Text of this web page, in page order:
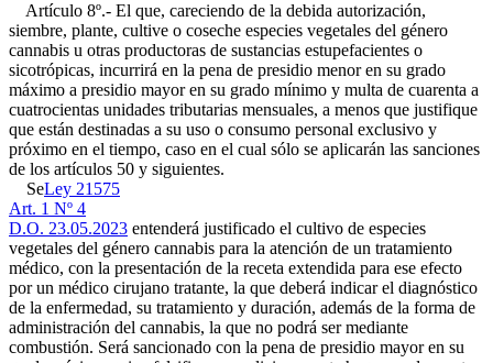
Artículo 8º.- El que, careciendo de la debida autorización,
siembre, plante, cultive o coseche especies vegetales del género
cannabis u otras productoras de sustancias estupefacientes o
sicotrópicas, incurrirá en la pena de presidio menor en su grado
máximo a presidio mayor en su grado mínimo y multa de cuarenta a
cuatrocientas unidades tributarias mensuales, a menos que justifique
que están destinadas a su uso o consumo personal exclusivo y
próximo en el tiempo, caso en el cual sólo se aplicarán las sanciones
de los artículos 50 y siguientes.
SeLey 21575
Art. 1 Nº 4
D.O. 23.05.2023 entenderá justificado el cultivo de especies
vegetales del género cannabis para la atención de un tratamiento
médico, con la presentación de la receta extendida para ese efecto
por un médico cirujano tratante, la que deberá indicar el diagnóstico
de la enfermedad, su tratamiento y duración, además de la forma de
administración del cannabis, la que no podrá ser mediante
combustión. Será sancionado con la pena de presidio mayor en su